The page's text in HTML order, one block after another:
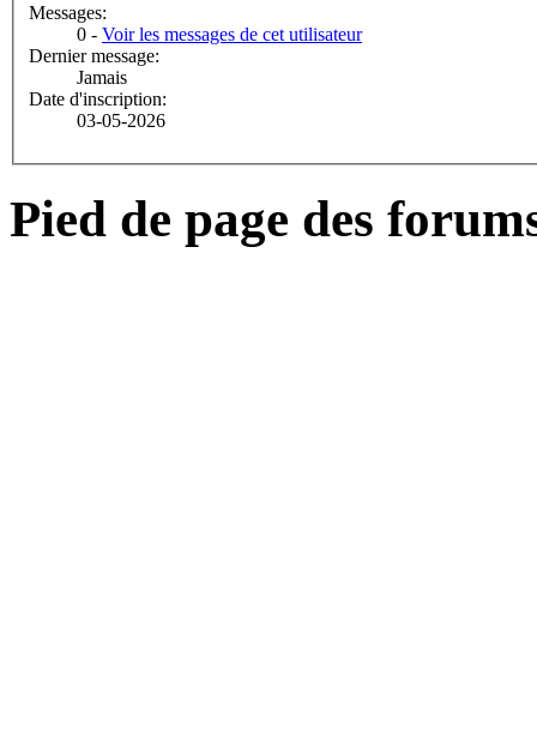
Messages:
0 - Voir les messages de cet utilisateur
Dernier message:
Jamais
Date d'inscription:
03-05-2026
Pied de page des